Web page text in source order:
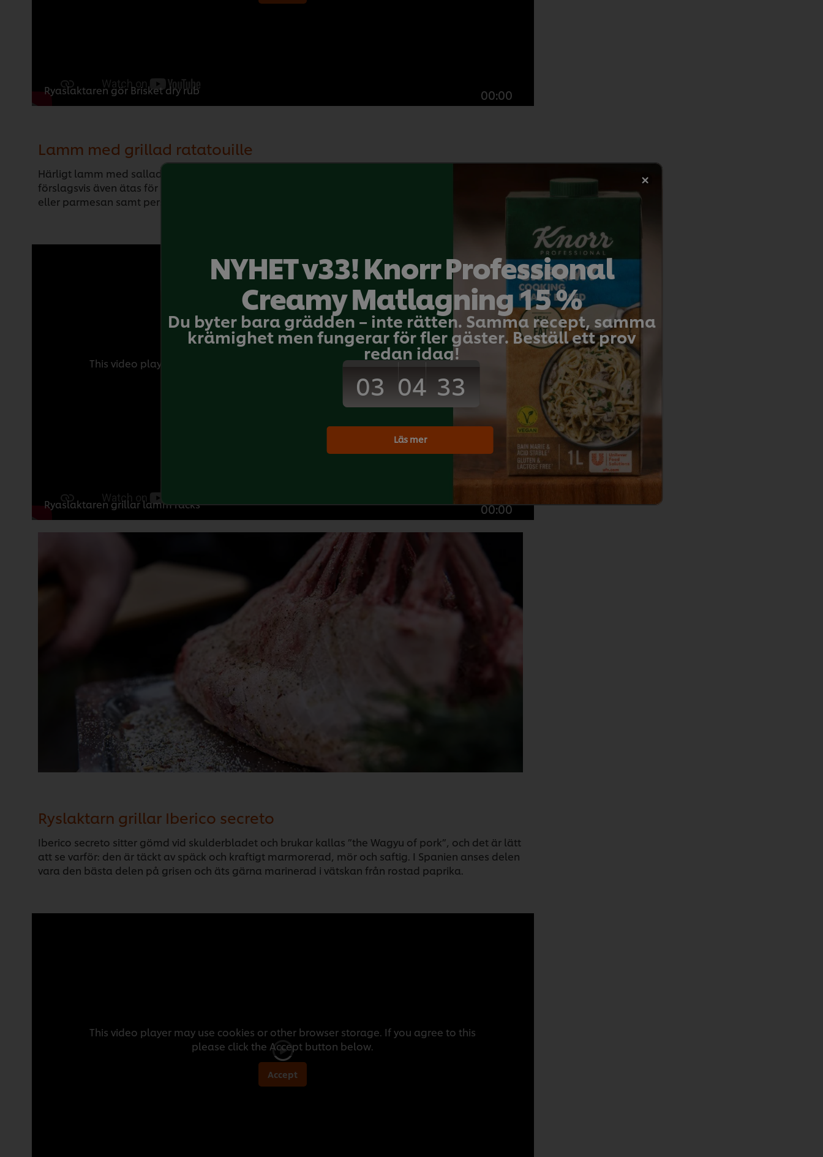
Ryaslaktaren gör Brisket dry rub 00:00
Lamm med grillad ratatouille
Härligt lamm med sallad på grillad aubergine, paprika, tomat, squash, vitlök och lök. Salladen kan
förslagsvis även ätas för sig själv på surdegsbröd som en bruschetta - riven pecorino, Vesterhavsost
eller parmesan samt persilja är goda smaker till.
This video player may use cookies or other browser storage. If you agree to this
please click the Accept button below.
Ryaslaktaren grillar lamm racks 00:00
Ryslaktarn grillar Iberico secreto
Iberico secreto sitter gömd vid skulderbladet och brukar kallas ”the Wagyu of pork”, och det är lätt
att se varför: den är täckt av späck och kraftigt marmorerad, mör och saftig. I Spanien anses delen
vara den bästa delen på grisen och äts gärna marinerad i vätskan från rostad paprika.
This video player may use cookies or other browser storage. If you agree to this
please click the Accept button below.
Accept
NYHET v33! Knorr Professional
Creamy Matlagning 15 %
Du byter bara grädden – inte rätten. Samma recept, samma
krämighet men fungerar för fler gäster. Beställ ett prov
redan idag!
03 04 33
Läs mer